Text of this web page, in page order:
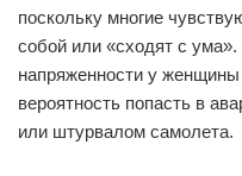
поскольку многие
собой или «сходят с
напряженности у женщины
вероятность попасть в
или штурвалом самолета.